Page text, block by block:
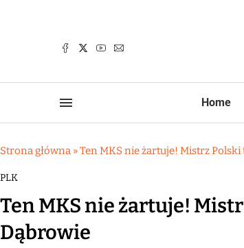
Home
Strona główna »Ten MKS nie żartuje! Mistrz
PLK
Ten MKS nie żartuje!
Dąbrowie